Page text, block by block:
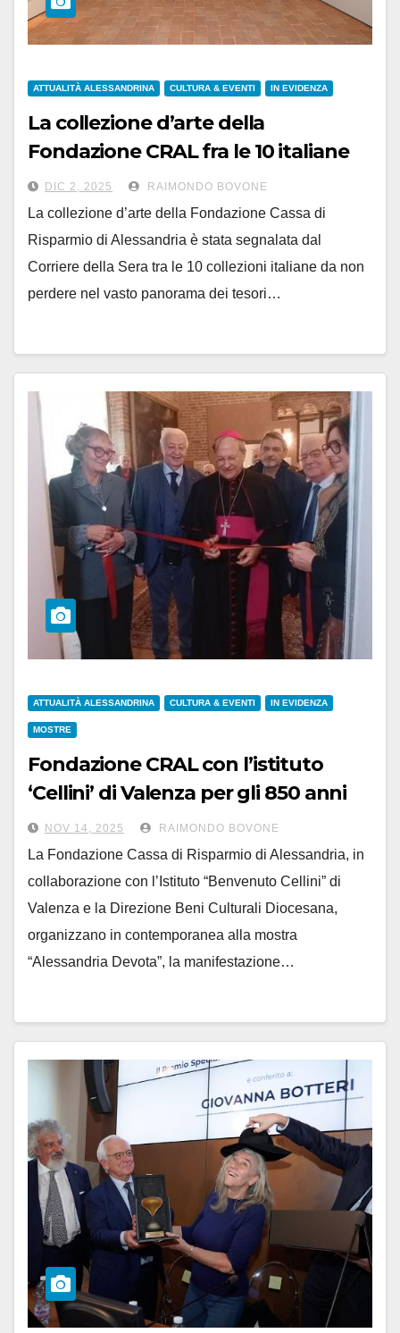
ATTUALITÀ ALESSANDRINA CULTURA & EVENTI IN EVIDENZA
La collezione d’arte della
Fondazione CRAL fra le 10 italiane
da non perdere del ‘Corriere della
Sera’
DIC 2, 2025 RAIMONDO BOVONE
La collezione d’arte della Fondazione Cassa di
Risparmio di Alessandria è stata segnalata dal
Corriere della Sera tra le 10 collezioni italiane da non
perdere nel vasto panorama dei tesori…
ATTUALITÀ ALESSANDRINA CULTURA & EVENTI IN EVIDENZA
MOSTRE
Fondazione CRAL con l’istituto
‘Cellini’ di Valenza per gli 850 anni
della Diocesi di Alessandria
NOV 14, 2025 RAIMONDO BOVONE
La Fondazione Cassa di Risparmio di Alessandria, in
collaborazione con l’Istituto “Benvenuto Cellini” di
Valenza e la Direzione Beni Culturali Diocesana,
organizzano in contemporanea alla mostra
“Alessandria Devota”, la manifestazione…